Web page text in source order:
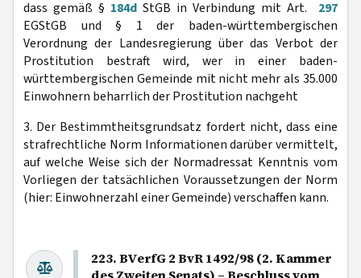
dass gemäß § 184d StGB in Verbindung mit Art. 297
EGStGB und § 1 der baden-württembergischen
Verordnung der Landesregierung über das Verbot der
Prostitution bestraft wird, wer in einer baden-
württembergischen Gemeinde mit nicht mehr als 35.000
Einwohnern beharrlich der Prostitution nachgeht
3. Der Bestimmtheitsgrundsatz fordert nicht, dass eine
strafrechtliche Norm Informationen darüber vermittelt,
auf welche Weise sich der Normadressat Kenntnis vom
Vorliegen der tatsächlichen Voraussetzungen der Norm
(hier: Einwohnerzahl einer Gemeinde) verschaffen kann.
223. BVerfG 2 BvR 1492/98 (2. Kammer